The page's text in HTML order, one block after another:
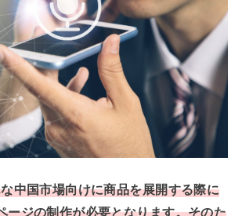
中国市場向けに商品を展開する際に
ージの制作が必要となります。そのた